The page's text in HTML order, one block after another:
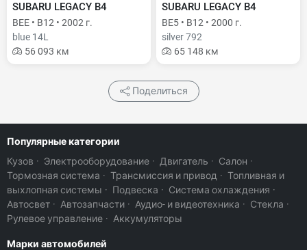
SUBARU LEGACY B4
BEE • B12 • 2002 г.
blue 14L
56 093 км
SUBARU LEGACY B4
BE5 • B12 • 2000 г.
silver 792
65 148 км
Поделиться
Популярные категории
Кузов · Электрооборудование · Двигатель · Салон ·
Тормозная система · Трансмиссия и привод · Топливная и
выхлопная системы · Подвеска · Система охлаждения ·
Автосвет · Автозапчасти · Аудио- и видеотехника · Стекла ·
Рулевое управление · Аккумуляторы
Марки автомобилей